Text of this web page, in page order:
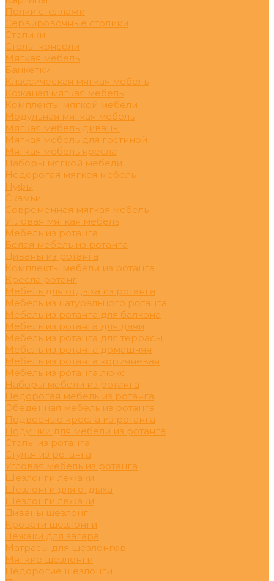
Полки стеллажи
Сервировочные столики
Столики
Столы-консоли
Мягкая мебель
Банкетки
Классическая мягкая мебель
Кожаная мягкая мебель
Комплекты мягкой мебели
Модульная мягкая мебель
Мягкая мебель диваны
Мягкая мебель для гостиной
Мягкая мебель кресла
Наборы мягкой мебели
Недорогая мягкая мебель
Пуфы
Скамьи
Современная мягкая мебель
Угловая мягкая мебель
Мебель из ротанга
Белая мебель из ротанга
Диваны из ротанга
Комплекты мебели из ротанга
Кресла ротанг
Мебель для отдыха из ротанга
Мебель из натурального ротанга
Мебель из ротанга для балкона
Мебель из ротанга для дачи
Мебель из ротанга для террасы
Мебель из ротанга домашняя
Мебель из ротанга коричневая
Мебель из ротанга люкс
Наборы мебели из ротанга
Недорогая мебель из ротанга
Обеденная мебель из ротанга
Подвесные кресла из ротанга
Подушки для мебели из ротанга
Столы из ротанга
Стулья из ротанга
Угловая мебель из ротанга
Шезлонги лежаки
Шезлонги для отдыха
Шезлонги лежаки
Диваны шезлонг
Кровати шезлонги
Лежаки для загара
Матрасы для шезлонгов
Мягкие шезлонги
Недорогие шезлонги